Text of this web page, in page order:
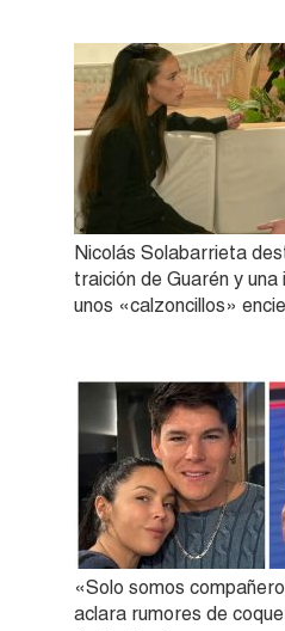
Nicolás Solabarrieta
traición de Guarén y
unos «calzoncillos»
«Solo somos
aclara rumores de